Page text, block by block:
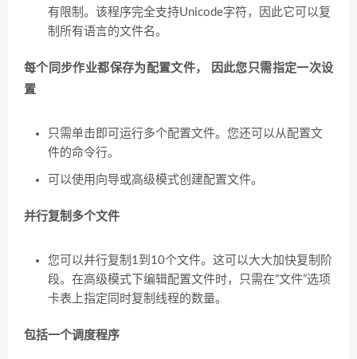
有限制。该程序完全支持Unicode字符，因此它可以复
制所有语言的文件名。
每个同步作业都保存为配置文件， 因此您只需指定一次设
置
只需单击即可运行多个配置文件。您还可以从配置文
件的命令行。
可以使用向导或高级模式创建配置文件。
并行复制多个文件
您可以并行复制1到10个文件。这可以大大加快复制阶
段。在高级模式下编辑配置文件时，只需在“文件”选项
卡表上指定同时复制线程的数量。
包括一个调度程序